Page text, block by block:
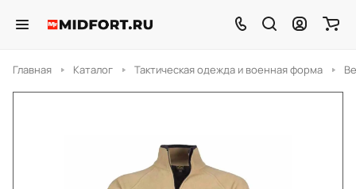
Главная Каталог Тактическая одежда и военная форма